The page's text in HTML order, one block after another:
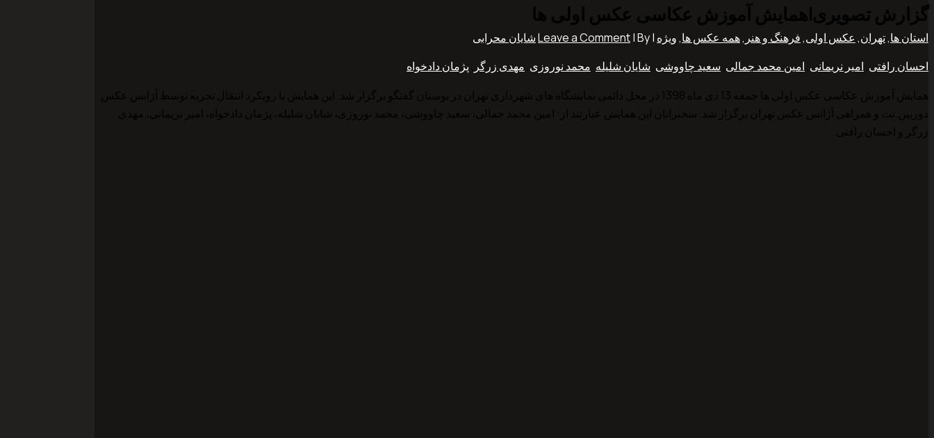
استان ها,تهران, عکس اولی,فرهنگ و هنر ,همه عکس ها,ویژه |
Leave a Comment| By
شایان محرابی
احسان رافتی امیر نریمانی امین محمد جمالی سعید چاووشی شایان شلیله محمد نوروزی مهدی زرگر پژمان دادخواه